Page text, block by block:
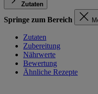
Zutaten
Springe zum Bereich
Zutaten
Zubereitung
Nährwerte
Bewertung
Ähnliche Rezepte